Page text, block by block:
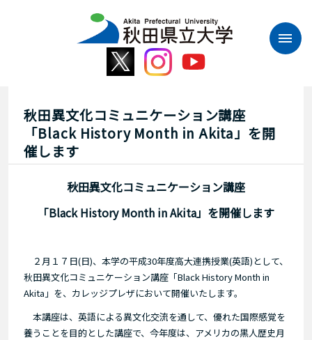
秋田異文化コミュニケーション講座
「Black History Month in Akita」を開
催します
秋田異文化コミュニケーション講座
「Black History Month in Akita」を開催します
２月１７日(日)、本学の平成30年度高大連携授業(英語)として、
秋田異文化コミュニケーション講座「Black History Month in
Akita」を、カレッジプレザにおいて開催いたします。
本講座は、英語による異文化交流を通して、優れた国際感覚を
養うことを目的とした講座で、今年度は、アメリカの黒人歴史月